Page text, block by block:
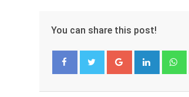
You can share this post!
Google+ LinkedIn